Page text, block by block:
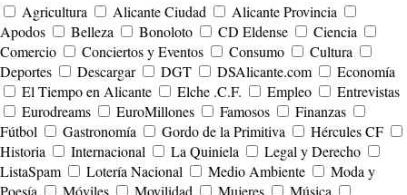
Agricultura
Alicante Ciudad
Alicante Provincia
Apodos
Belleza Bonoloto CD Eldense
Ciencia
Comercio
Conciertos y Eventos Consumo
Cultura
Deportes
Descargar DGT DSAlicante.com
Economía
El Tiempo en Alicante
Elche .C.F. Empleo
Entrevistas
Eurodreams
EuroMillones Famosos
Finanzas
Fútbol
Gastronomía Gordo de la Primitiva
Hércules CF
Historia
Internacional La Quiniela
Legal y Derecho
ListaSpam
Lotería Nacional Medio Ambiente
Moda y
Poesía
Móviles Movilidad Mujeres
Música